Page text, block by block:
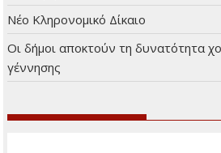
Νέο Κληρονομικό Δίκαιο
Οι δήμοι αποκτούν τη δυνατότητα
γέννησης